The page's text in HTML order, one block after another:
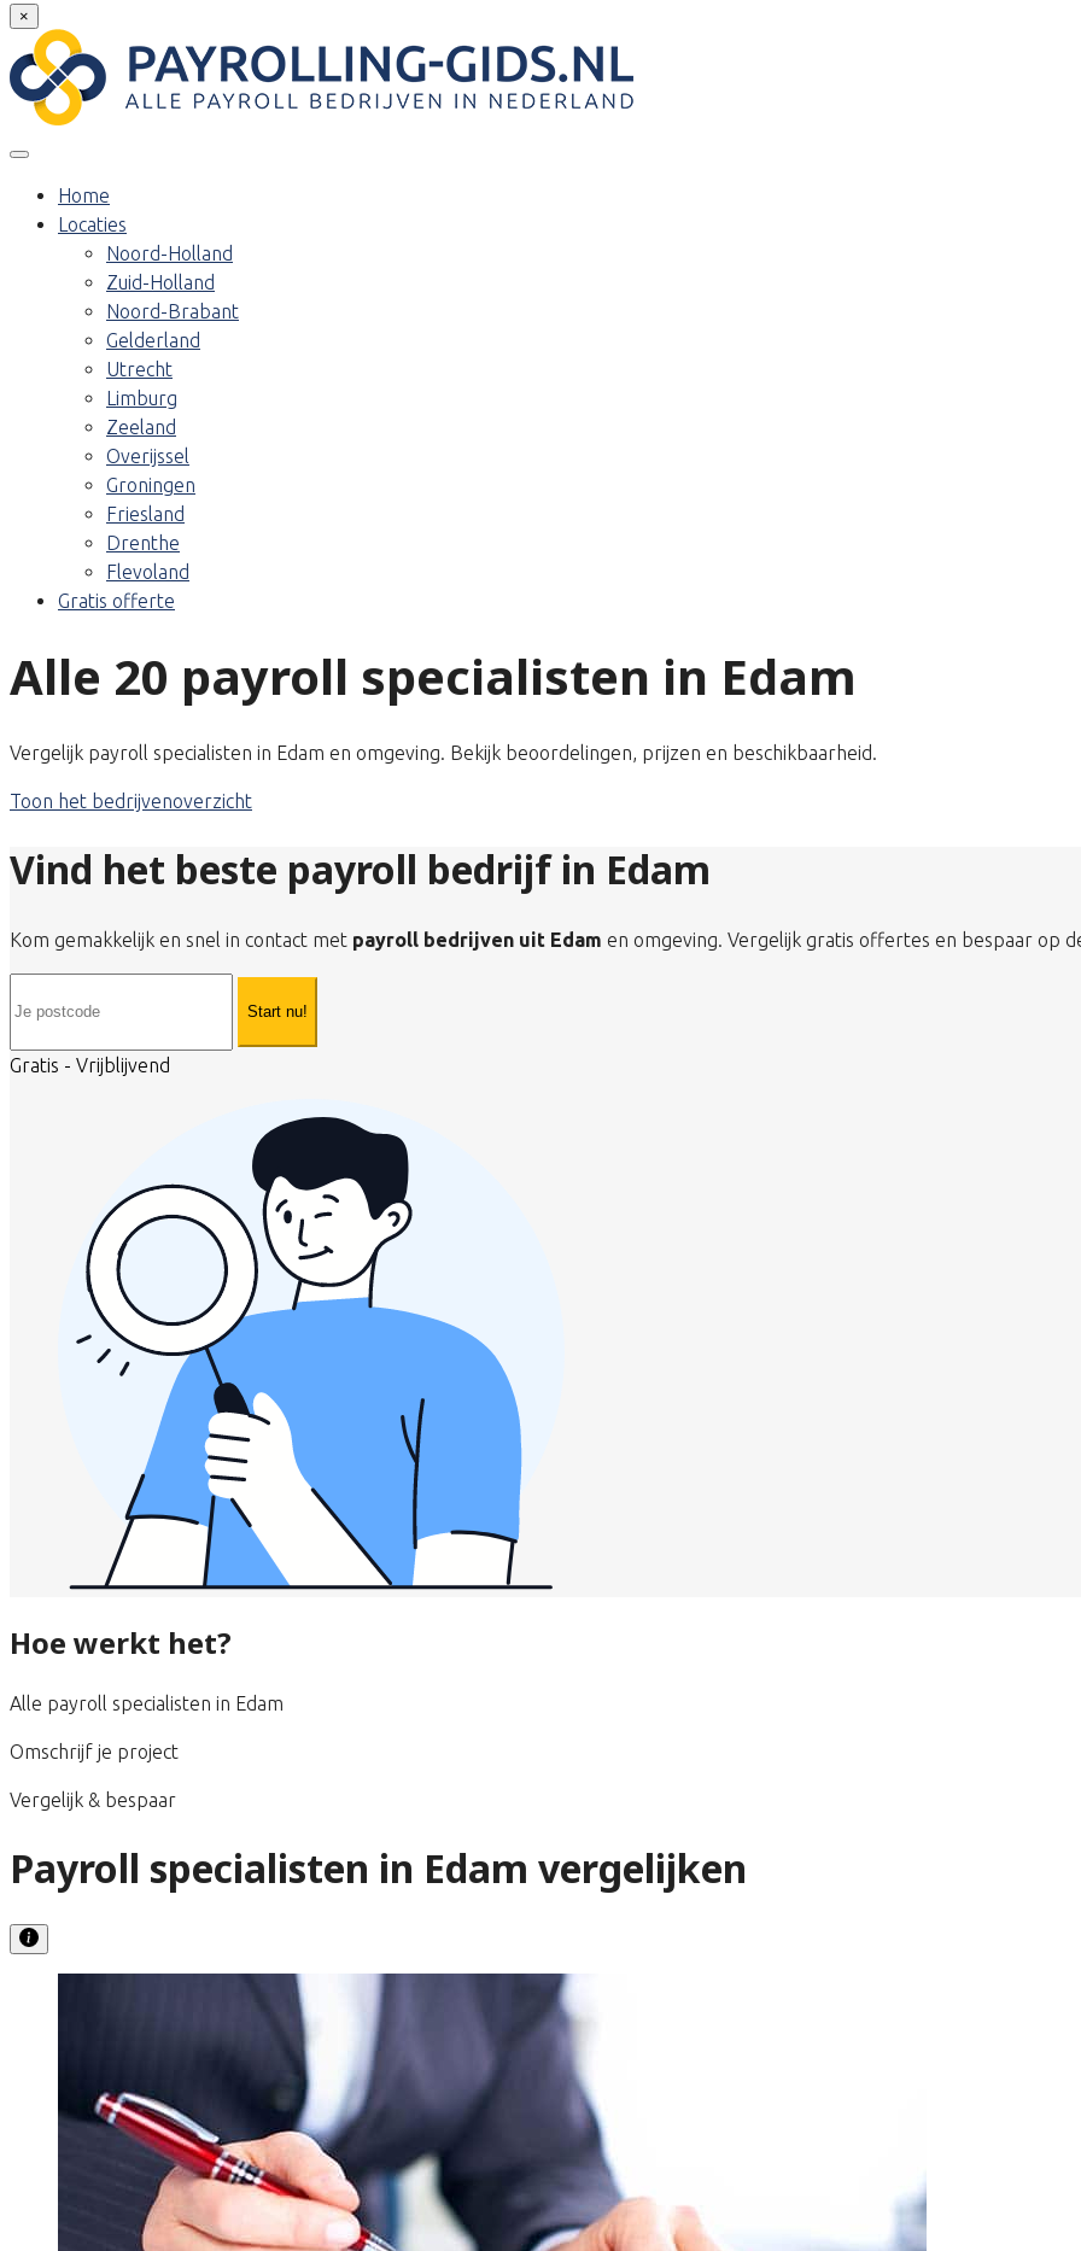
×
Home
Locaties
Noord-Holland
Zuid-Holland
Noord-Brabant
Gelderland
Utrecht
Limburg
Zeeland
Overijssel
Groningen
Friesland
Drenthe
Flevoland
Gratis offerte
Alle 20 payroll specialisten in Edam
Vergelijk payroll specialisten in Edam en omgeving. Bekijk beoordelingen, prijzen en beschikbaarheid.
Toon het bedrijvenoverzicht
Vind het beste payroll bedrijf in Edam
Kom gemakkelijk en snel in contact met payroll bedrijven uit Edam en omgeving. Vergelijk gratis offertes en bespaar op
Start nu!
Gratis - Vrijblijvend
Hoe werkt het?
Alle payroll specialisten in Edam
Omschrijf je project
Vergelijk & bespaar
Payroll specialisten in Edam vergelijken